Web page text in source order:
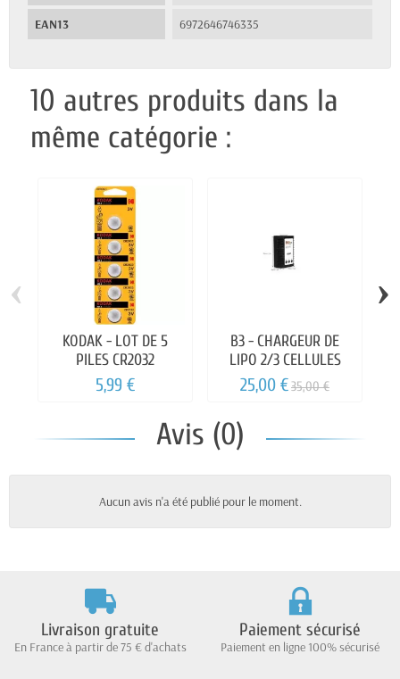
EAN13 6972646746335
10 autres produits dans la
même catégorie :
KODAK - LOT DE 5
PILES CR2032
5,99 €
B3 - CHARGEUR DE
LIPO 2/3 CELLULES
25,00 €35,00 €
‹ ›
Avis (0)
Aucun avis n'a été publié pour le moment.
Livraison gratuite
En France à partir de 75 € d'achats
Paiement sécurisé
Paiement en ligne 100% sécurisé